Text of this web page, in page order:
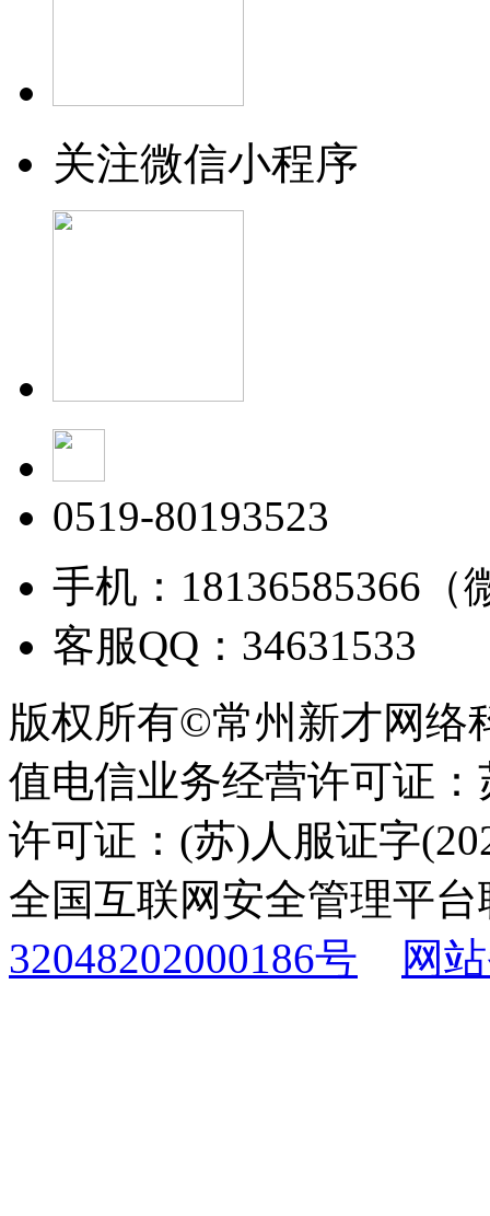
关注微信小程序
0519-80193523
手机：18136585366（
客服QQ：34631533
版权所有©常州新才网络
值电信业务经营许可证
许可证：(苏)人服证字
全国互联网安全管理平
32048202000186号
网